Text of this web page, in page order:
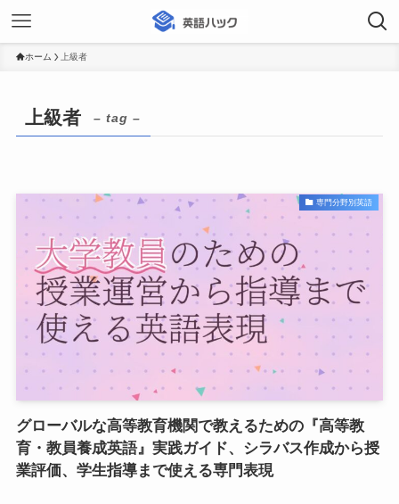
ホーム 上級者
上級者 – tag –
専門分野別英語
グローバルな高等教育機関で教えるための『高等教
育・教員養成英語』実践ガイド、シラバス作成から授
業評価、学生指導まで使える専門表現